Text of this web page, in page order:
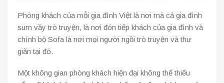
Phòng khách của mỗi gia đình Việt là nơi mà cả gia đình
sum vầy trò truyện, là nơi đón tiếp khách của gia đình và
chính bộ Sofa là nơi mọi người ngồi trò truyện và thư
giãn tại đó.
Một không gian phòng khách hiện đại không thể thiếu